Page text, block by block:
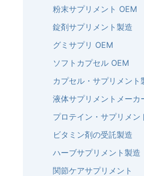
粉末サプリメント OEM
錠剤サプリメント製造
グミサプリ OEM
ソフトカプセル OEM
カプセル・サプリメント
液体サプリメントメーカ
プロテイン・サプリメン
ビタミン剤の受託製造
ハーブサプリメント製造
関節ケアサプリメント